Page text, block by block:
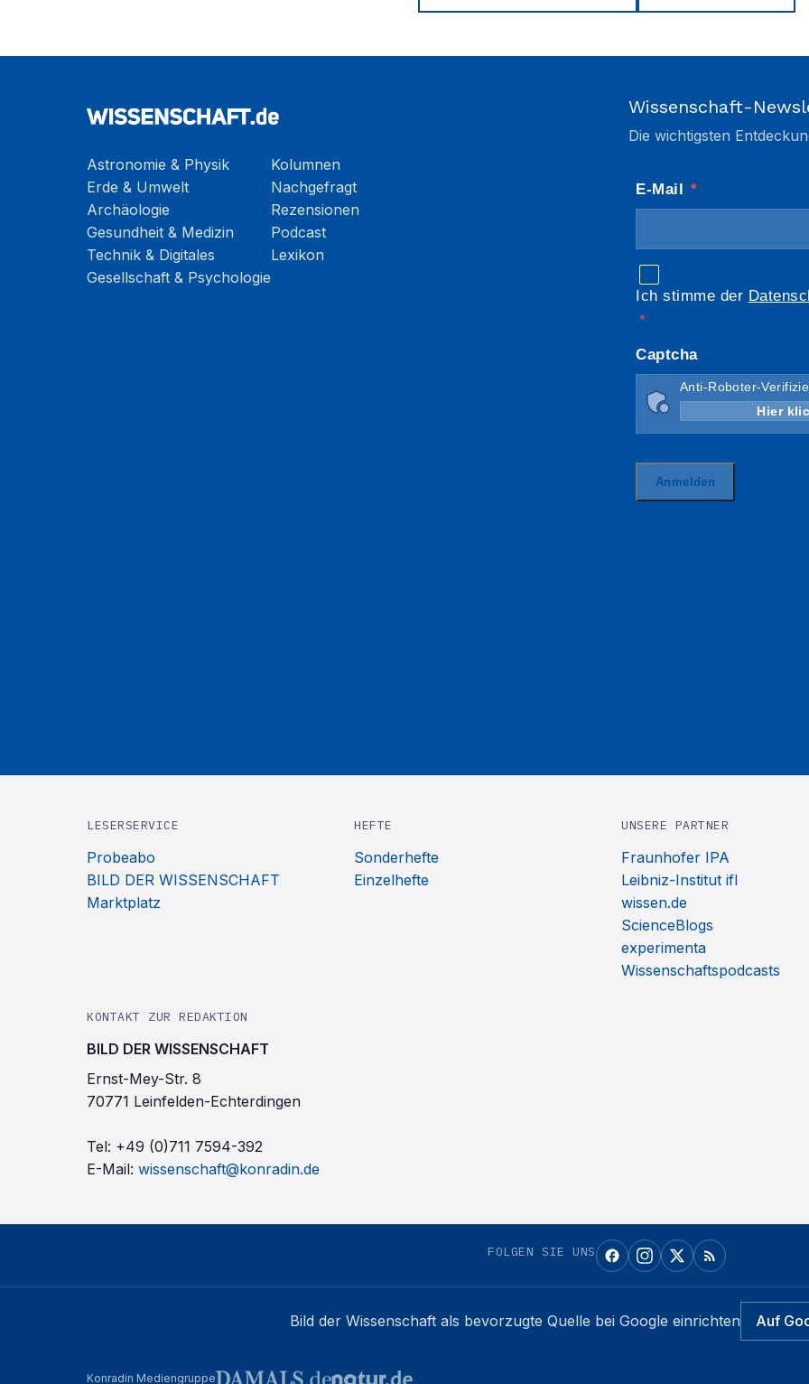
Astronomie & Physik
Erde & Umwelt
Archäologie
Gesundheit & Medizin
Technik & Digitales
Gesellschaft & Psychologie
Kolumnen
Nachgefragt
Rezensionen
Podcast
Lexikon
Wissenschaft-
Die wichtigsten
LESERSERVICE
Probeabo
BILD DER WISSENSCHAFT
Marktplatz
HEFTE
Sonderhefte
Einzelhefte
UNSERE PARTNER
Fraunhofer IPA
Leibniz-Institut ifl
wissen.de
ScienceBlogs
experimenta
Wissenschaftspodcasts
KONTAKT ZUR REDAKTION
BILD DER WISSENSCHAFT
Ernst-Mey-Str. 8
70771 Leinfelden-Echterdingen
Tel: +49 (0)711 7594-392
E-Mail: wissenschaft@konradin.de
FOLGEN SIE UNS
Bild der Wissenschaft als bevorzugte Quelle bei Google einrichten Auf
Konradin Mediengruppe